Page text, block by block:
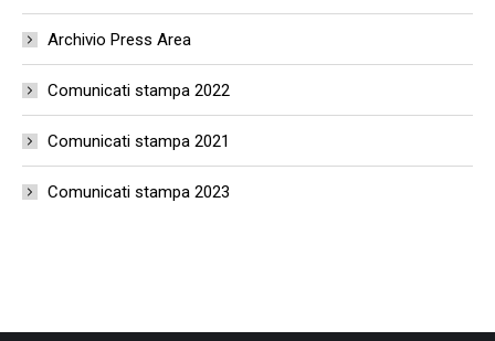
Archivio Press Area
Comunicati stampa 2022
Comunicati stampa 2021
Comunicati stampa 2023